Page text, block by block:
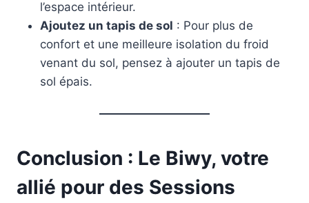
l’espace intérieur.
Ajoutez un tapis de sol : Pour plus de
confort et une meilleure isolation du froid
venant du sol, pensez à ajouter un tapis de
sol épais.
Conclusion : Le Biwy, votre
allié pour des Sessions